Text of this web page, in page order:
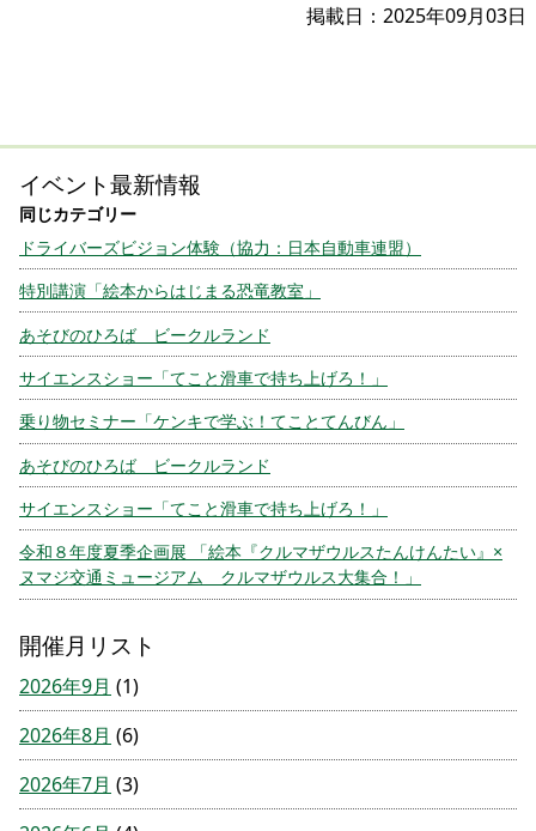
掲載日：2025年09月03日
イベント最新情報
ドライバーズビジョン体験（協力：日本自動車連盟）
特別講演「絵本からはじまる恐竜教室」
あそびのひろば ビークルランド
サイエンスショー「てこと滑車で持ち上げろ！」
乗り物セミナー「ケンキで学ぶ！てことてんびん」
あそびのひろば ビークルランド
サイエンスショー「てこと滑車で持ち上げろ！」
令和８年度夏季企画展 「絵本『クルマザウルスたんけんたい』×
ヌマジ交通ミュージアム クルマザウルス大集合！」
開催月リスト
2026年9月 (1)
2026年8月 (6)
2026年7月 (3)